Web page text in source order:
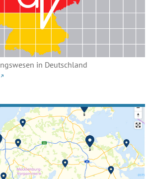
in Deutschland